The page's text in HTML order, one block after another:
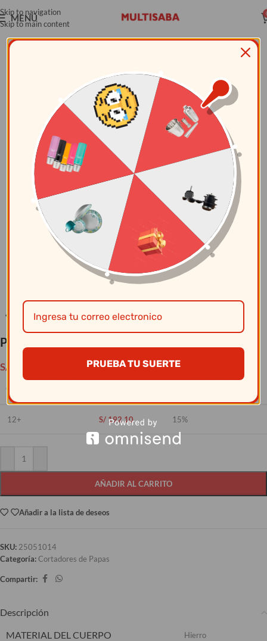
Skip to navigation
Skip to main content
MENÚ
Picadora de Papa Grande #7 F.Herrera
S/
CANTIDAD
12+ S/ 192.10 15%
AÑADIR AL CARRITO
Añadir a la lista de deseos
SKU: 25051014
Categoría:Cortadores de Papas
Compartir:
Descripción
MATERIAL DEL CUERPO
Hierro
PRUEBA TU SUERTE